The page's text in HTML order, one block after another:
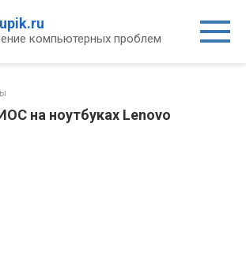
компьютерных проблем
на ноутбуках Lenovo